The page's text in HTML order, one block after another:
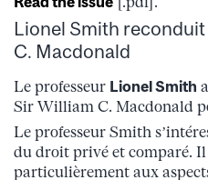
Lionel Smith
C. Macdonald
Le professeur Lionel Smith
Sir William C. Macdonald
Le professeur Smith
du droit privé et comparé. Il
particulièrement aux